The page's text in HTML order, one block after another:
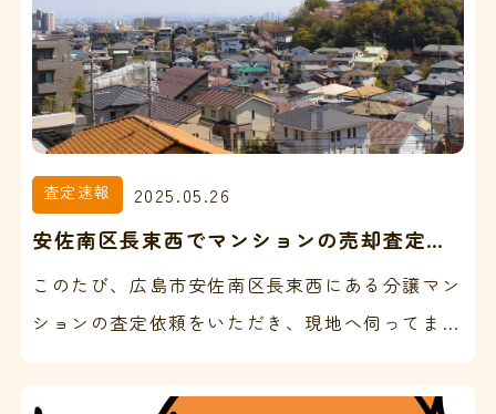
査定速報 2025.05.26
安佐南区長束西でマンションの売却査定を
いただきました。
このたび、広島市安佐南区長束西にある分譲マン
ションの査定依頼をいただき、現地へ伺ってまい
いただいておりま…